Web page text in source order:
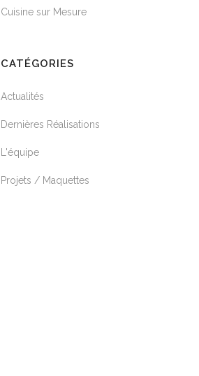
Cuisine sur Mesure
CATÉGORIES
Actualités
Dernières Réalisations
L'équipe
Projets / Maquettes